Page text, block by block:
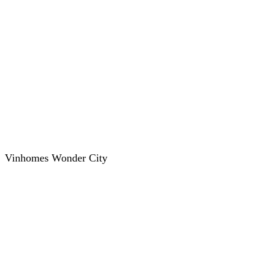
Vinhomes Wonder City